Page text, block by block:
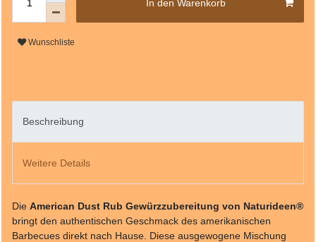
In den Warenkorb
Wunschliste
Beschreibung
Weitere Details
Die American Dust Rub Gewürzzubereitung von Naturideen®
bringt den authentischen Geschmack des amerikanischen
Barbecues direkt nach Hause. Diese ausgewogene Mischung